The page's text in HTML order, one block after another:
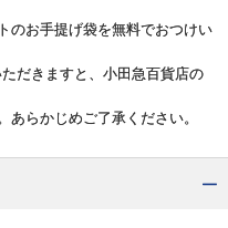
のお手提げ袋を無料でおつけい
だきますと、小田急百貨店の
らかじめご了承ください。